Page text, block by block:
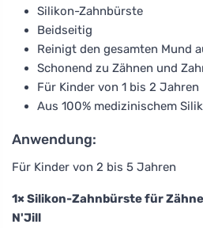
Silikon-Zahnbürste
Beidseitig
Reinigt den gesamten Mund
Schonend zu Zähnen und
Für Kinder von 1 bis 2 Jahren
Aus 100% medizinischem
Anwendung:
Für Kinder von 2 bis 5 Jahren
1× Silikon-Zahnbürste für
N'Jill